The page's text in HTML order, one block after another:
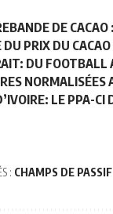
DE
DU PRIX DU
DU FOOTBALL
NORMALISÉES
LE PPA-CI
: CHAMPS DE